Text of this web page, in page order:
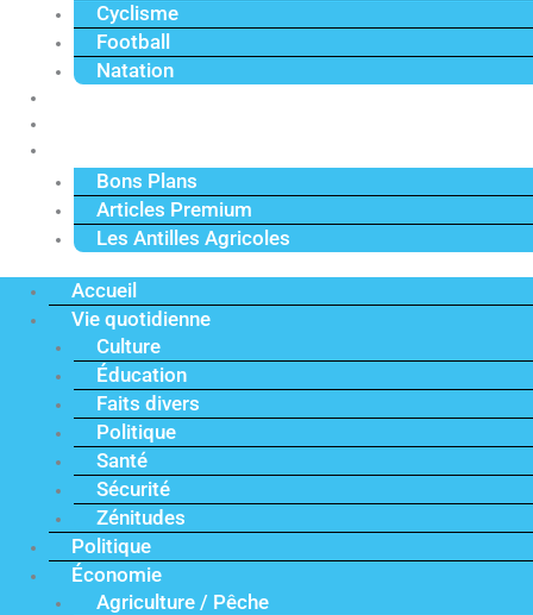
Cyclisme
Football
Natation
Bons Plans
Articles Premium
Les Antilles Agricoles
Accueil
Vie quotidienne
Culture
Éducation
Faits divers
Politique
Santé
Sécurité
Zénitudes
Politique
Économie
Agriculture / Pêche